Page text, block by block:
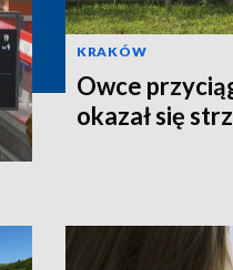
KRAKÓW
Owce
okazał się